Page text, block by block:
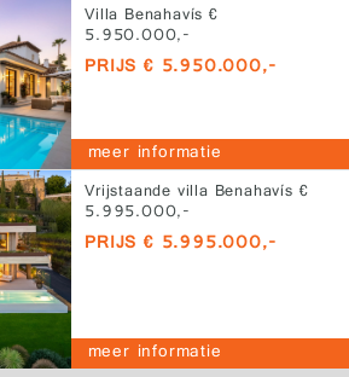
Villa Benahavís €
5.950.000,-
PRIJS € 5.950.000,-
meer informatie
Vrijstaande villa Benahavís €
5.995.000,-
PRIJS € 5.995.000,-
meer informatie